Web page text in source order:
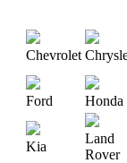
Chevrolet
Ford Honda
Kia
Land
Rover